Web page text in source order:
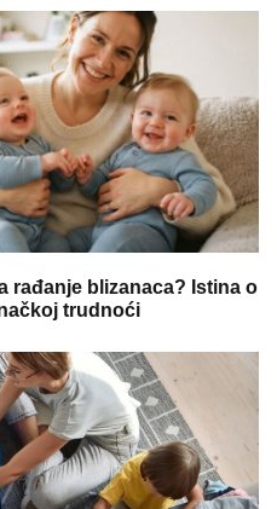
rađanje blizanaca? Istina o
trudnoći